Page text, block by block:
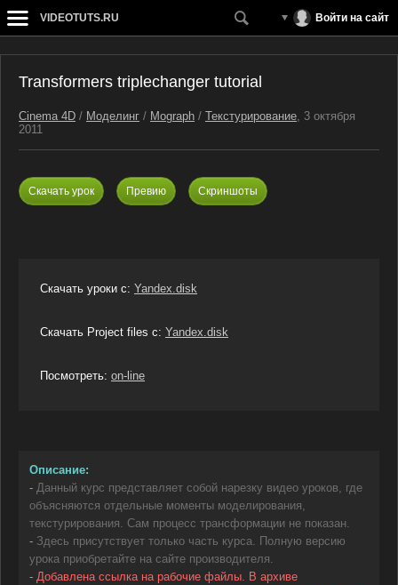
VIDEOTUTS.RU Войти на сайт
Transformers triplechanger tutorial
Cinema 4D / Моделинг / Mograph / Текстурирование, 3 октября
2011
Скачать урок Превию Скриншоты
Скачать уроки с: Yandex.disk
Скачать Project files с: Yandex.disk
Посмотреть: on-line
Описание:
- Данный курс представляет собой нарезку видео уроков, где
объясняются отдельные моменты моделирования,
текстурирования. Сам процесс трансформации не показан.
- Здесь присутствует только часть курса. Полную версию
урока приобретайте на сайте производителя.
- Добавлена ссылка на рабочие файлы. В архиве